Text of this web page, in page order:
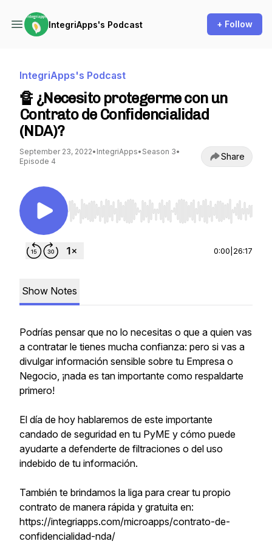
IntegriApps's Podcast + Follow
IntegriApps's Podcast
🔏 ¿Necesito protegerme con un
Contrato de Confidencialidad
(NDA)?
September 23, 2022• IntegriApps• Season 3•
Episode 4
Share
Use Left/Right to seek, Home/End to jump to
0:00 26:17
Show Notes
Podrías pensar que no lo necesitas o que a quien vas
a contratar le tienes mucha confianza: pero si vas a
divulgar información sensible sobre tu Empresa o
Negocio, ¡nada es tan importante como respaldarte
primero!
El día de hoy hablaremos de este importante
candado de seguridad en tu PyME y cómo puede
ayudarte a defenderte de filtraciones o del uso
indebido de tu información.
También te brindamos la liga para crear tu propio
contrato de manera rápida y gratuita en:
https://integriapps.com/microapps/contrato-de-
confidencialidad-nda/